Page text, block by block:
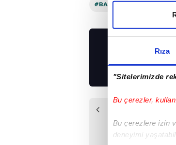
Rıza
"Sitelerimizde
Bu çerezler,
Bu çerezlere izin
deneyimi
#BAHÇEŞEHIR KOLEJI
İNDİRİN!
Beşiktaş
Galatasaray